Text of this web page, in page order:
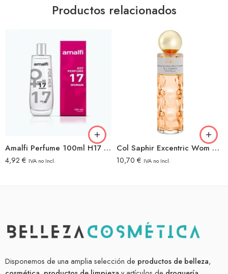
Productos relacionados
Amalfi Perfume 100ml H17 Woman
4,92 € IVA no Incl.
Col Saphir Excentric Wom 200vp
10,70 € IVA no Incl.
Disponemos de una amplia selección de productos de belleza,